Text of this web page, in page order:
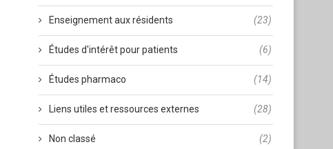
Enseignement aux résidents (23)
Études d'intérêt pour patients (6)
Études pharmaco (14)
Liens utiles et ressources externes (28)
Non classé (2)